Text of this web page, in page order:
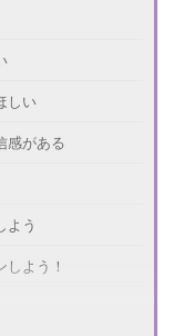
しい
感がある
よう
よう！